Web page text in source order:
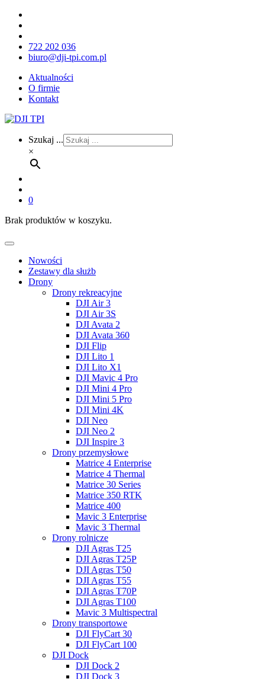
722 202 036
biuro@dji-tpi.com.pl
Aktualności
O firmie
Kontakt
Szukaj ...
×
0
Brak produktów w koszyku.
Nowości
Zestawy dla służb
Drony
Drony rekreacyjne
DJI Air 3
DJI Air 3S
DJI Avata 2
DJI Avata 360
DJI Flip
DJI Lito 1
DJI Lito X1
DJI Mavic 4 Pro
DJI Mini 4 Pro
DJI Mini 5 Pro
DJI Mini 4K
DJI Neo
DJI Neo 2
DJI Inspire 3
Drony przemysłowe
Matrice 4 Enterprise
Matrice 4 Thermal
Matrice 30 Series
Matrice 350 RTK
Matrice 400
Mavic 3 Enterprise
Mavic 3 Thermal
Drony rolnicze
DJI Agras T25
DJI Agras T25P
DJI Agras T50
DJI Agras T55
DJI Agras T70P
DJI Agras T100
Mavic 3 Multispectral
Drony transportowe
DJI FlyCart 30
DJI FlyCart 100
DJI Dock
DJI Dock 2
DJI Dock 3